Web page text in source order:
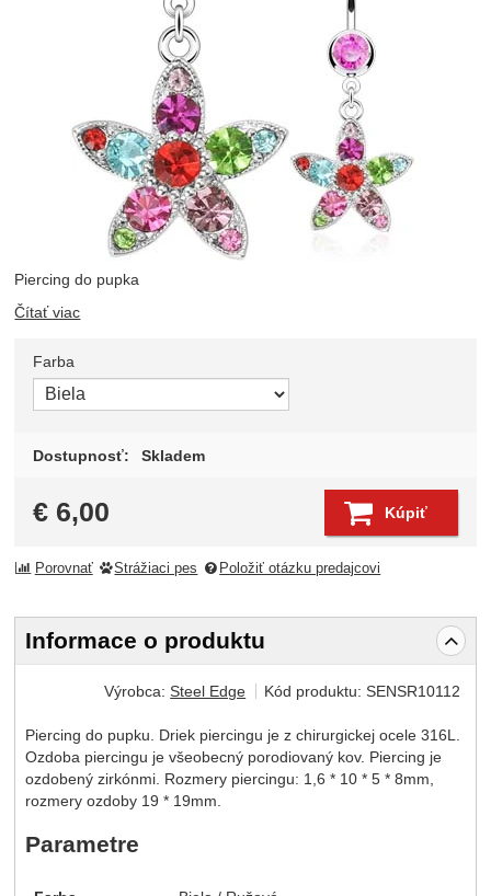
Piercing do pupka
Čítať viac
Zvoľte variant
Farba
Dostupnosť: Skladem
€ 6,00 Kúpiť
Porovnať Strážiaci pes Položiť otázku predajcovi
Informace o produktu
Výrobca:Steel Edge Kód produktu:SENSR10112
Piercing do pupku. Driek piercingu je z chirurgickej ocele 316L.
Ozdoba piercingu je všeobecný porodiovaný kov. Piercing je
ozdobený zirkónmi. Rozmery piercingu: 1,6 * 10 * 5 * 8mm,
rozmery ozdoby 19 * 19mm.
Parametre